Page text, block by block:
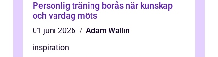
Personlig träning borås när kunskap
och vardag möts
01 juni 2026
Adam Wallin
inspiration